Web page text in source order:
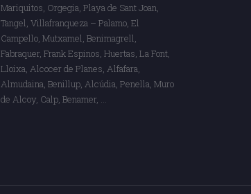
Mariquitos, Orgegia, Playa de Sant Joan,
Tangel, Villafranqueza – Palamo, El
Campello, Mutxamel, Benimagrell,
Fabraquer, Frank Espinos, Huertas, La Font,
Lloixa, Alcocer de Planes, Alfafara,
Almudaina, Benillup, Alcúdia, Penella, Muro
de Alcoy, Calp, Benamer, …